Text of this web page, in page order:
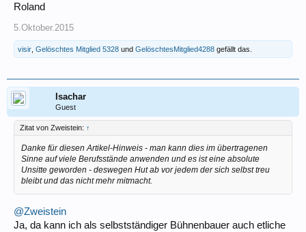
Roland
5.Oktober.2015
visir Gelöschtes Mitglied 5328 und GelöschtesMitglied4288 gefällt das.
Isachar
Guest
Zitat von Zweistein: ↑
Danke für diesen Artikel-Hinweis - man kann dies im übertragenen
Sinne auf viele Berufsstände anwenden und es ist eine absolute
Unsitte geworden - deswegen Hut ab vor jedem der sich selbst treu
bleibt und das nicht mehr mitmacht.
@Zweistein
Ja, da kann ich als selbstständiger Bühnenbauer auch etliche